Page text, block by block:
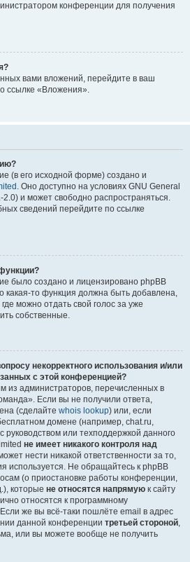
конференции для получения
вами вложений, перейдите в ваш
ссылке «Вложения».
(в его исходной форме) создано и
. Оно доступно на условиях GNU General
и может свободно распространяться.
сведений перейдите по ссылке
было создано и лицензировано phpBB
какая-то функция должна быть добавлена,
где можно отдать свой голос за уже
собственные.
некорректного использования и/или
с этой конференцией?
из администраторов, перечисленных в
Если вы не получили ответа,
(сделайте whois lookup) или, если
домене (например, chat.ru,
руководством или техподдержкой данного
не имеет никакого контроля над
нести никакой ответственности за то,
используется. Не обращайтесь к phpBB
(о приостановке работы конференции,
которые не относятся напрямую к сайту
относятся к программному
же вы всё-таки пошлёте email в адрес
данной конференции третьей стороной,
или вы можете вообще не получить